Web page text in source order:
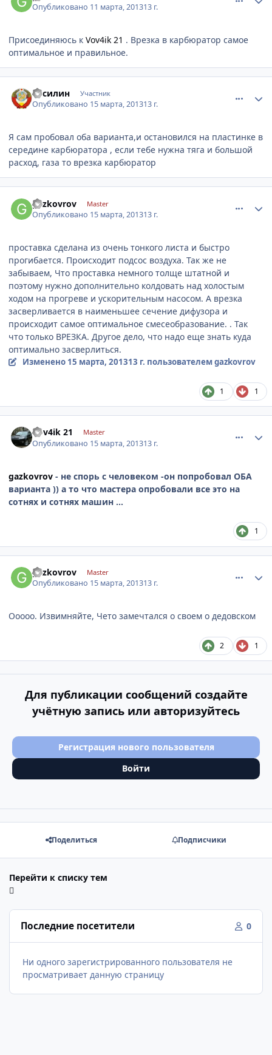
Опубликовано 11 марта, 201313 г.
Присоединяюсь к Vov4ik 21 . Врезка в карбюратор самое
оптимальное и правильное.
Русилин Участник
Опубликовано 15 марта, 201313 г.
Я сам пробовал оба варианта,и остановился на пластинке в
середине карбюратора , если тебе нужна тяга и большой
расход, газа то врезка карбюратор
gazkovrov Master
Опубликовано 15 марта, 201313 г.
проставка сделана из очень тонкого листа и быстро
прогибается. Происходит подсос воздуха. Так же не
забываем, Что проставка немного толще штатной и
поэтому нужно дополнительно колдовать над холостым
ходом на прогреве и ускорительным насосом. А врезка
засверливается в наименьшее сечение дифузора и
происходит самое оптимальное смесеобразование. . Так
что только ВРЕЗКА. Другое дело, что надо еще знать куда
оптимально засверлиться.
Изменено 15 марта, 201313 г. пользователем gazkovrov
1 1
Vov4ik 21 Master
Опубликовано 15 марта, 201313 г.
gazkovrov - не спорь с человеком -он попробовал ОБА
варианта )) а то что мастера опробовали все это на
сотнях и сотнях машин ...
1
gazkovrov Master
Опубликовано 15 марта, 201313 г.
Ооооо. Извимняйте, Чето замечтался о своем о дедовском
2 1
Для публикации сообщений создайте
учётную запись или авторизуйтесь
Регистрация нового пользователя
Войти
Поделиться Подписчики
Перейти к списку тем
Последние посетители 0
Ни одного зарегистрированного пользователя не
просматривает данную страницу